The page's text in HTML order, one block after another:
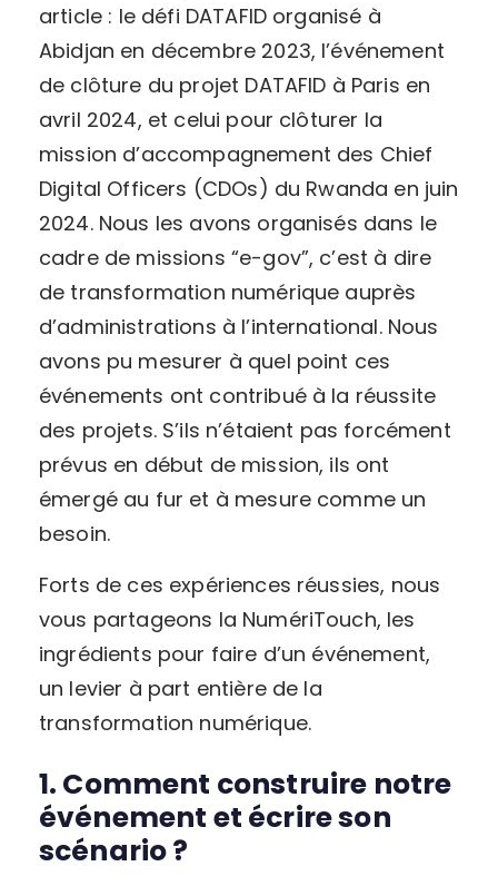
article : le défi DATAFID organisé à
Abidjan en décembre 2023, l’événement
de clôture du projet DATAFID à Paris en
avril 2024, et celui pour clôturer la
mission d’accompagnement des Chief
Digital Officers (CDOs) du Rwanda en juin
2024. Nous les avons organisés dans le
cadre de missions “e-gov”, c’est à dire
de transformation numérique auprès
d’administrations à l’international. Nous
avons pu mesurer à quel point ces
événements ont contribué à la réussite
des projets. S’ils n’étaient pas forcément
prévus en début de mission, ils ont
émergé au fur et à mesure comme un
besoin.
Forts de ces expériences réussies, nous
vous partageons la NumériTouch, les
ingrédients pour faire d’un événement,
un levier à part entière de la
transformation numérique.
1. Comment construire notre
événement et écrire son
scénario ?